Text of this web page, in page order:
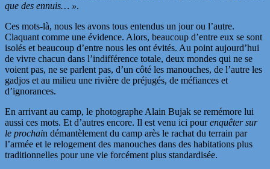
que des ennuis… ».
Ces mots-là, nous les avons tous entendus un jour ou l’autre.
Claquant comme une évidence. Alors, beaucoup d’entre eux se sont
isolés et beaucoup d’entre nous les ont évités. Au point aujourd’hui
de vivre chacun dans l’indifférence totale, deux mondes qui ne se
voient pas, ne se parlent pas, d’un côté les manouches, de l’autre les
gadjos et au milieu une rivière de préjugés, de méfiances et
d’ignorances.
En arrivant au camp, le photographe Alain Bujak se remémore lui
aussi ces mots. Et d’autres encore. Il est venu ici pourenquêter sur
le prochain démantèlement du camp arès le rachat du terrain par
l’armée et le relogement des manouches dans des habitations plus
traditionnelles pour une vie forcément plus standardisée.